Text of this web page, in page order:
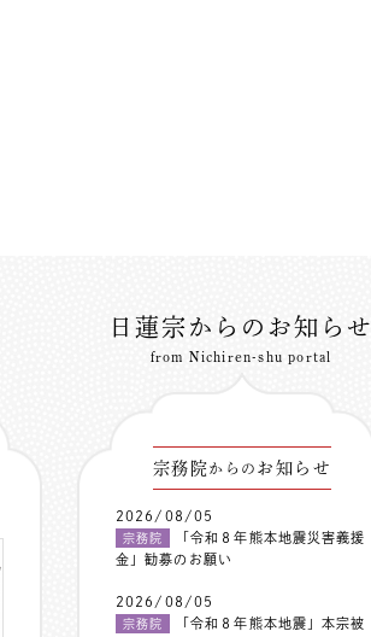
日蓮宗からのお知らせ
from Nichiren-shu portal
宗務院からの お知らせ
2026/08/05
宗務院
「令和８年熊本地震災害義援
金」勧募のお願い
2026/08/05
宗務院
「令和８年熊本地震」本宗被